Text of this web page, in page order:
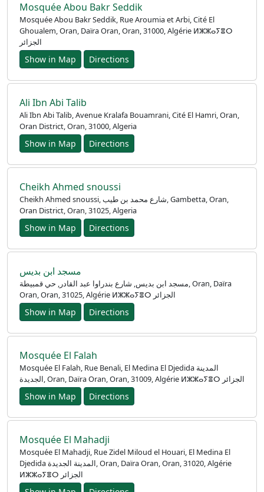
Ana
Sayfa
Prayer
Times
English
العربيّة
français
اردو
Mosquée Abou Bakr Seddik
Mosquée Abou Bakr Seddik, Rue Aroumia et Arbi, Cité El
Ghoualem, Oran, Daïra Oran, Oran, 31000, Algérie ⵍⵣⵣⴰⵢⴻⵔ
الجزائر
Show in Map Directions
Ali Ibn Abi Talib
Ali Ibn Abi Talib, Avenue Kralafa Bouamrani, Cité El Hamri, Oran,
Oran District, Oran, 31000, Algeria
Show in Map Directions
Cheikh Ahmed snoussi
Cheikh Ahmed snoussi, شارع محمد بن طيب, Gambetta, Oran,
Oran District, Oran, 31025, Algeria
Show in Map Directions
مسجد ابن بديس
مسجد ابن بديس, شارع بندراوا عبد القادر, حي قمبيطة, Oran, Daïra
Oran, Oran, 31025, Algérie ⵍⵣⵣⴰⵢⴻⵔ الجزائر
Show in Map Directions
Mosquée El Falah
Mosquée El Falah, Rue Benali, El Medina El Djedida المدينة
الجديدة, Oran, Daïra Oran, Oran, 31009, Algérie ⵍⵣⵣⴰⵢⴻⵔ الجزائر
Show in Map Directions
Mosquée El Mahadji
Mosquée El Mahadji, Rue Zidel Miloud el Houari, El Medina El
Djedida المدينة الجديدة, Oran, Daïra Oran, Oran, 31020, Algérie
ⵍⵣⵣⴰⵢⴻⵔ الجزائر